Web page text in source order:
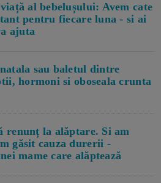
al bebelușului: Avem cate
pentru fiecare luna - si ai
ajuta
sau baletul dintre
hormoni si oboseala crunta
renunț la alăptare. Si am
găsit cauza durerii -
mame care alăptează